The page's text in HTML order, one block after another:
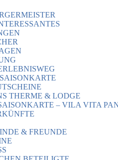
THERME & LODGE
– VILA VITA
& FREUNDE